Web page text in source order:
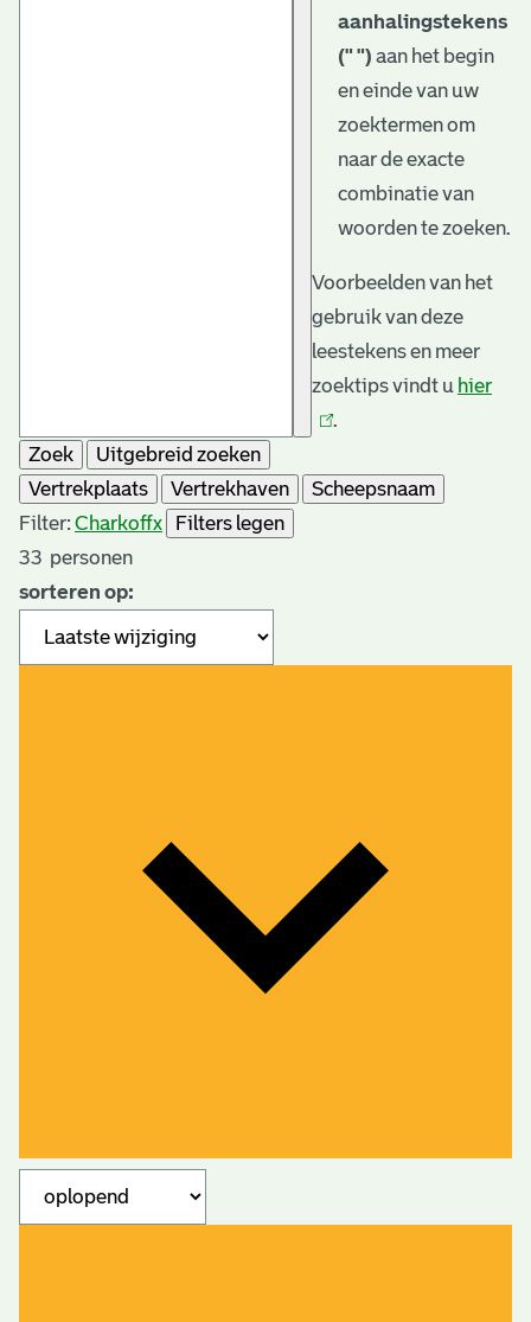
aanhalingstekens
(" ") aan het begin
en einde van uw
zoektermen om
naar de exacte
combinatie van
woorden te zoeken.
Voorbeelden van het
gebruik van deze
leestekens en meer
zoektips vindt u hier
.
Zoek
Uitgebreid zoeken
Vertrekplaats
Vertrekhaven
Scheepsnaam
Filter: Charkoffx
Filters legen
33 personen
sorteren op: